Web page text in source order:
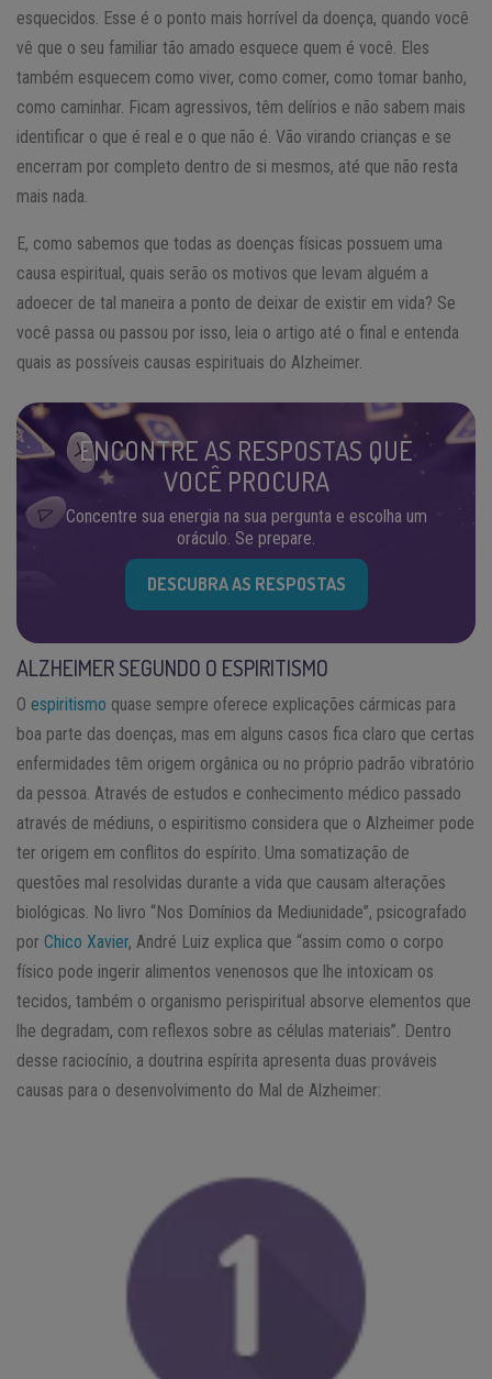
esquecidos. Esse é o ponto mais horrível da doença, quando você
vê que o seu familiar tão amado esquece quem é você. Eles
também esquecem como viver, como comer, como tomar banho,
como caminhar. Ficam agressivos, têm delírios e não sabem mais
identificar o que é real e o que não é. Vão virando crianças e se
encerram por completo dentro de si mesmos, até que não resta
mais nada.
E, como sabemos que todas as doenças físicas possuem uma
causa espiritual, quais serão os motivos que levam alguém a
adoecer de tal maneira a ponto de deixar de existir em vida? Se
você passa ou passou por isso, leia o artigo até o final e entenda
quais as possíveis causas espirituais do Alzheimer.
ENCONTRE AS RESPOSTAS QUE
VOCÊ PROCURA
Concentre sua energia na sua pergunta e escolha um
oráculo. Se prepare.
DESCUBRA AS RESPOSTAS
ALZHEIMER SEGUNDO O ESPIRITISMO
O espiritismo quase sempre oferece explicações cármicas para
boa parte das doenças, mas em alguns casos fica claro que certas
enfermidades têm origem orgânica ou no próprio padrão vibratório
da pessoa. Através de estudos e conhecimento médico passado
através de médiuns, o espiritismo considera que o Alzheimer pode
ter origem em conflitos do espírito. Uma somatização de
questões mal resolvidas durante a vida que causam alterações
biológicas. No livro “Nos Domínios da Mediunidade”, psicografado
por Chico Xavier, André Luiz explica que “assim como o corpo
físico pode ingerir alimentos venenosos que lhe intoxicam os
tecidos, também o organismo perispiritual absorve elementos que
lhe degradam, com reflexos sobre as células materiais”. Dentro
desse raciocínio, a doutrina espírita apresenta duas prováveis
causas para o desenvolvimento do Mal de Alzheimer: